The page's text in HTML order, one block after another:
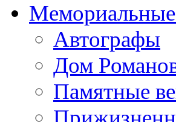
Автографы
Дом
Памятные